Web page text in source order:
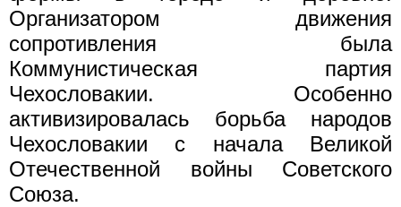
Организатором движения
сопротивления была
Коммунистическая партия
Чехословакии. Особенно
активизировалась борьба народов
Чехословакии с начала Великой
Отечественной войны Советского
Союза.